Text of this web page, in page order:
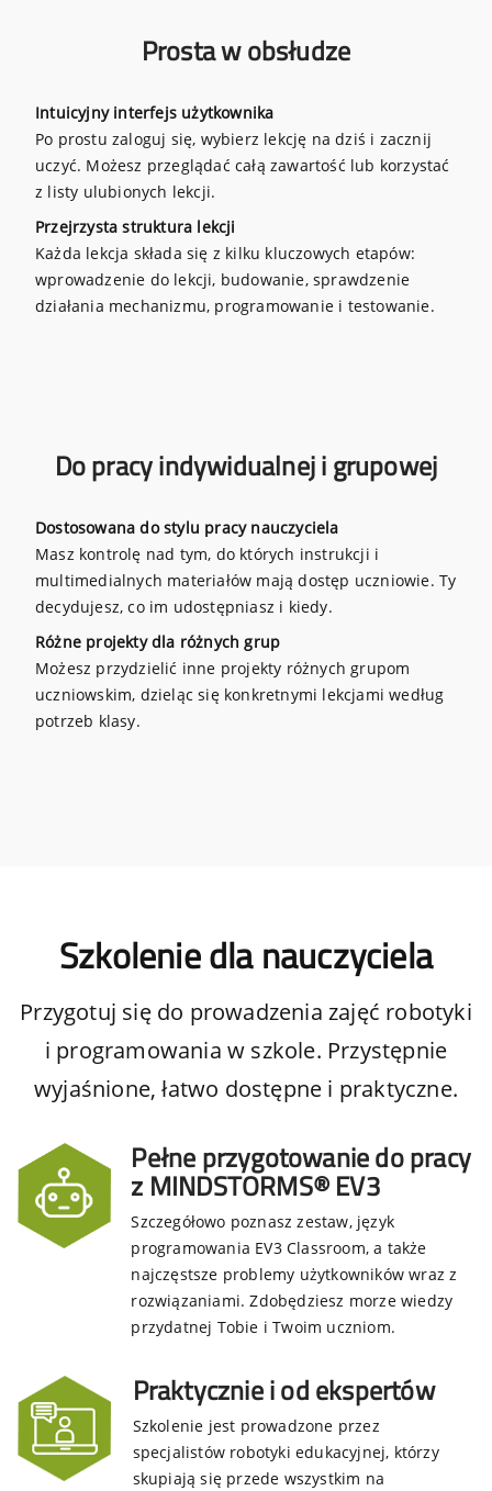
Prosta w obsłudze
Intuicyjny interfejs użytkownika
Po prostu zaloguj się, wybierz lekcję na dziś i zacznij
uczyć. Możesz przeglądać całą zawartość lub korzystać
z listy ulubionych lekcji.
Przejrzysta struktura lekcji
Każda lekcja składa się z kilku kluczowych etapów:
wprowadzenie do lekcji, budowanie, sprawdzenie
działania mechanizmu, programowanie i testowanie.
Do pracy indywidualnej i grupowej
Dostosowana do stylu pracy nauczyciela
Masz kontrolę nad tym, do których instrukcji i
multimedialnych materiałów mają dostęp uczniowie. Ty
decydujesz, co im udostępniasz i kiedy.
Różne projekty dla różnych grup
Możesz przydzielić inne projekty różnych grupom
uczniowskim, dzieląc się konkretnymi lekcjami według
potrzeb klasy.
Szkolenie dla nauczyciela
Przygotuj się do prowadzenia zajęć robotyki
i programowania w szkole. Przystępnie
wyjaśnione, łatwo dostępne i praktyczne.
Pełne przygotowanie do pracy
z MINDSTORMS® EV3
Szczegółowo poznasz zestaw, język
programowania EV3 Classroom, a także
najczęstsze problemy użytkowników wraz z
rozwiązaniami. Zdobędziesz morze wiedzy
przydatnej Tobie i Twoim uczniom.
Praktycznie i od ekspertów
Szkolenie jest prowadzone przez
specjalistów robotyki edukacyjnej, którzy
skupiają się przede wszystkim na